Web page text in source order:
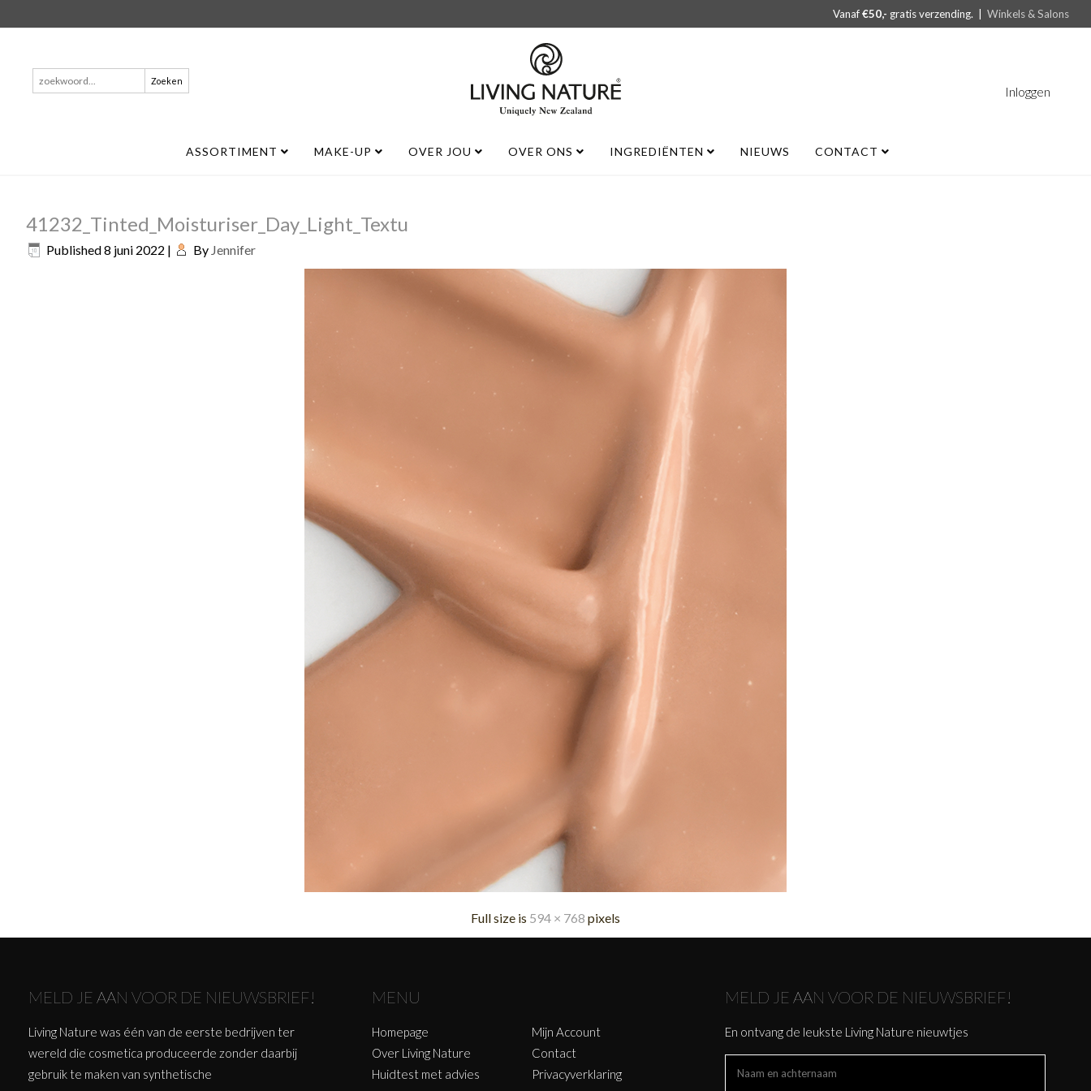
Vanaf€50,- gratis verzending. |Winkels & Salons
Inloggen
Zoeken
naar:
ASSORTIMENT MAKE-UP OVER JOU OVER ONS INGREDIËNTEN NIEUWS CONTACT
41232_Tinted_Moisturiser_Day_Light_Textu
Published8 juni 2022 | By Jennifer
Full size is 594 × 768 pixels
MELD JE AAN VOOR DE NIEUWSBRIEF!
Living Nature was één van de eerste bedrijven ter
wereld die cosmetica produceerde zonder daarbij
gebruik te maken van synthetische
MENU
Homepage
Over Living Nature
Huidtest met advies
Mijn Account
Contact
Privacyverklaring
MELD JE AAN VOOR DE NIEUWSBRIEF!
En ontvang de leukste Living Nature nieuwtjes